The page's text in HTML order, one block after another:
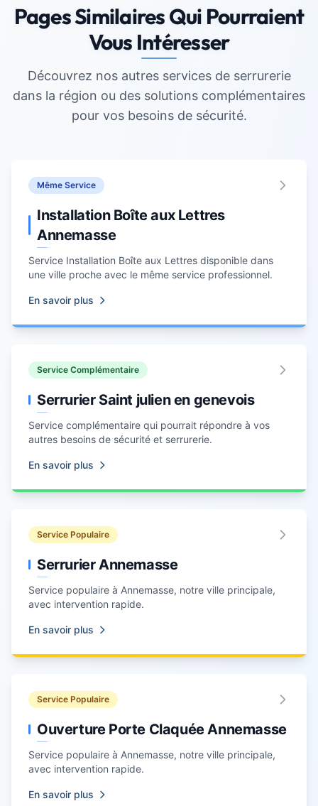
Pages Similaires Qui Pourraient
Vous Intéresser
Découvrez nos autres services de serrurerie
dans la région ou des solutions complémentaires
pour vos besoins de sécurité.
Même Service
Installation Boîte aux Lettres
Annemasse
Service Installation Boîte aux Lettres disponible dans
une ville proche avec le même service professionnel.
En savoir plus
Service Complémentaire
Serrurier Saint julien en genevois
Service complémentaire qui pourrait répondre à vos
autres besoins de sécurité et serrurerie.
En savoir plus
Service Populaire
Serrurier Annemasse
Service populaire à Annemasse, notre ville principale,
avec intervention rapide.
En savoir plus
Service Populaire
Ouverture Porte Claquée Annemasse
Service populaire à Annemasse, notre ville principale,
avec intervention rapide.
En savoir plus